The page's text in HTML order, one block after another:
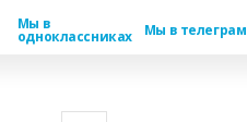
Мы в
одноклассниках Мы в телеграм